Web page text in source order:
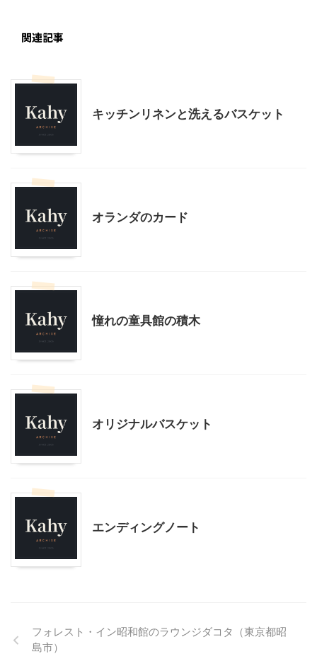
関連記事
キッチンリネンと洗えるバスケット
オランダのカード
憧れの童具館の積木
オリジナルバスケット
エンディングノート
フォレスト・イン昭和館のラウンジダコタ（東京都昭
島市）